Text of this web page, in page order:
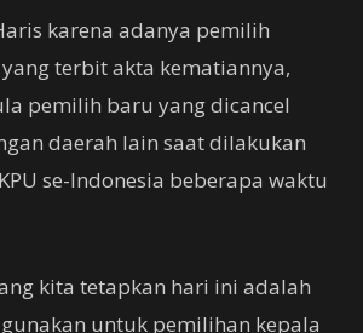
karena adanya pemilih
terbit akta kematiannya,
pemilih baru yang dicancel
daerah lain saat dilakukan
se-Indonesia beberapa waktu
kita tetapkan hari ini adalah
untuk pemilihan kepala